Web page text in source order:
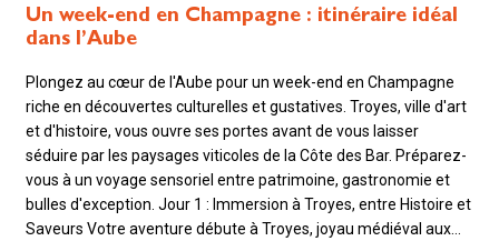
Un week-end en Champagne : itinéraire idéal
dans l’Aube
Plongez au cœur de l'Aube pour un week-end en Champagne
riche en découvertes culturelles et gustatives. Troyes, ville d'art
et d'histoire, vous ouvre ses portes avant de vous laisser
séduire par les paysages viticoles de la Côte des Bar. Préparez-
vous à un voyage sensoriel entre patrimoine, gastronomie et
bulles d'exception. Jour 1 : Immersion à Troyes, entre Histoire et
Saveurs Votre aventure débute à Troyes, joyau médiéval aux